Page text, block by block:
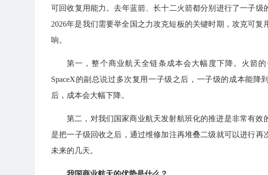
可回收复用能力。去年蓝箭、长十二火箭都分别进行了一子级
2026年是我们需要举全国之力攻克短板的关键时期，攻克可
响。
第一，整个商业航天全链条成本会大幅度下降。火箭的
SpaceX的副总说过多次复用一子级之后，一子级的成本能降
后，成本会大幅下降。
第二，对我们国家商业航天发射航班化的推进是非常有
是把一子级回收之后，通过维修加注再堆叠二级就可以进行再
未来的几天。